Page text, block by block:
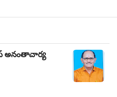
అనంతాచార్య